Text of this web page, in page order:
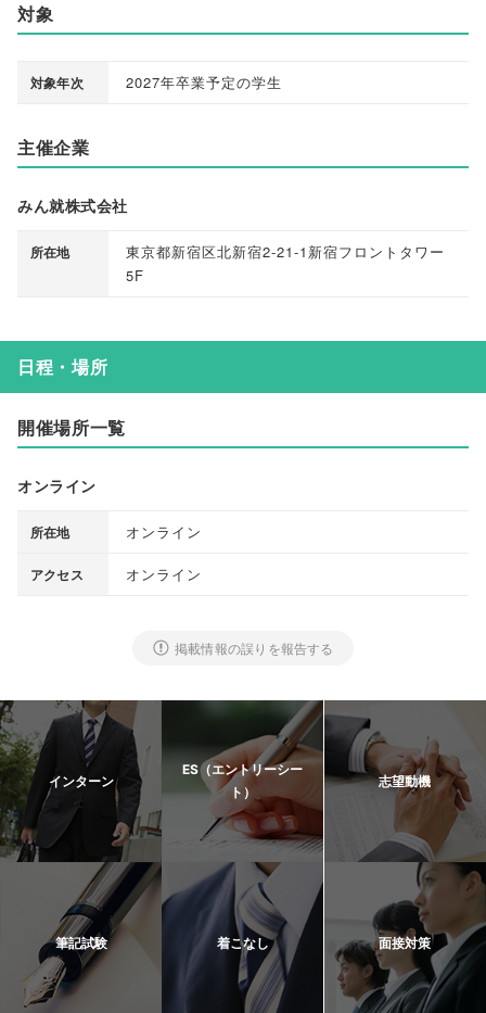
対象
対象年次 2027年卒業予定の学生
主催企業
みん就株式会社
所在地
東京都新宿区北新宿2-21-1新宿フロントタワー
5F
日程・場所
開催場所一覧
オンライン
所在地 オンライン
アクセス オンライン
掲載情報の誤りを報告する
インターン
ES（エントリーシー
ト）
志望動機
筆記試験 着こなし 面接対策